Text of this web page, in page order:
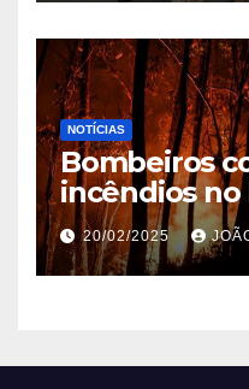
NOTÍCIAS
Bombeiros
incêndios no
em 2025
20/02/2025